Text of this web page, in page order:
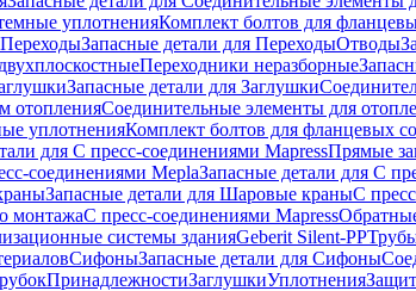
уплотненияКомплект болтов для
ПереходыЗапасные детали для ПереходыОтводы
Переходники неразборные
Запасные детали для Заглушки
отопленияСоединительные элементы для
уплотненияКомплект болтов для фланцевых
для С пресс-соединениями MapressПрямые
соединениями MeplaЗапасные детали для С
Запасные детали для Шаровые краныС
монтажаС пресс-соединениями Mapress
системы зданияGeberit Silent-PP
СифоныЗапасные детали для Сифоны
ПринадлежностиЗаглушкиУплотнения